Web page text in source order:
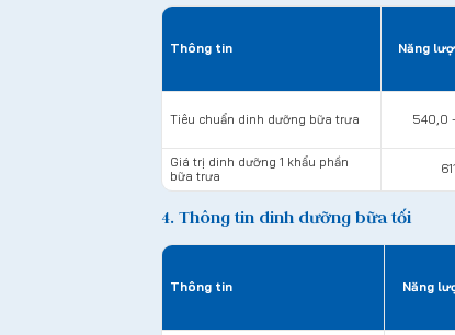
Thông tin Năng
Tiêu chuẩn dinh dưỡng bữa trưa 540,0
Giá trị dinh dưỡng 1 khẩu phần
bữa trưa
4. Thông tin dinh dưỡng bữa tối
Thông tin Năng